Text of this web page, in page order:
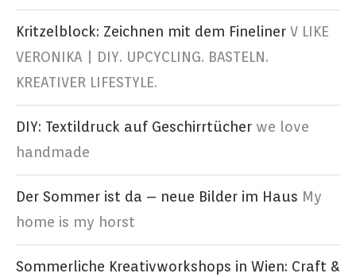
Kritzelblock: Zeichnen mit dem Fineliner V LIKE
VERONIKA | DIY. UPCYCLING. BASTELN.
KREATIVER LIFESTYLE.
DIY: Textildruck auf Geschirrtücher we love
handmade
Der Sommer ist da – neue Bilder im Haus My
home is my horst
Sommerliche Kreativworkshops in Wien: Craft &